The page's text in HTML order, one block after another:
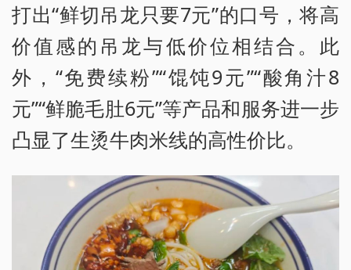
打出“鲜切吊龙只要7元”的口号，将高
价值感的吊龙与低价位相结合。此
外，“免费续粉”“馄饨9元”“酸角汁8
元”“鲜脆毛肚6元”等产品和服务进一步
凸显了生烫牛肉米线的高性价比。